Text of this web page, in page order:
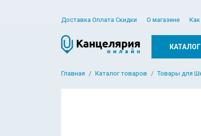
Доставка Оплата Скидки О магазине
Главная Каталог товаров Товары для